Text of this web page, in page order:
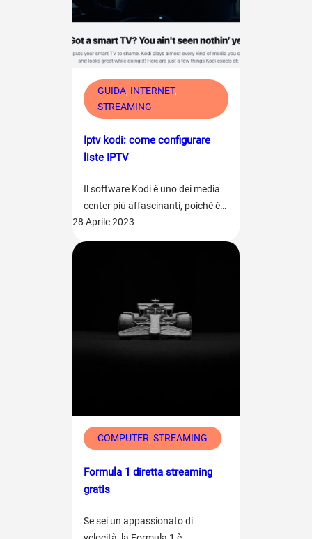
GUIDA, INTERNET
STREAMING
Iptv kodi: come configurare
liste IPTV
Il software Kodi è uno dei media
center più affascinanti, poiché è…
28 Aprile 2023
COMPUTER, STREAMING
Formula 1 diretta streaming
gratis
Se sei un appassionato di